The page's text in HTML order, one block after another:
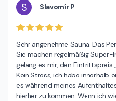
S Slavomír P
Sehr angenehme Sauna. Das
Sie machen regelmäßig Super-
gelang es mir, den Eintrittspreis
Kein Stress, ich habe innerhalb
es während meines
hierher zu kommen. Wenn ich